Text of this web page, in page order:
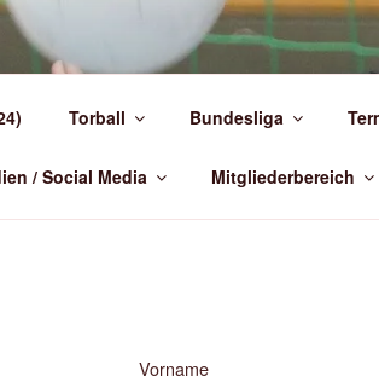
)TORBALL
Torball Bundesliga
/ Social Media Mitgliederbereich
Vorname